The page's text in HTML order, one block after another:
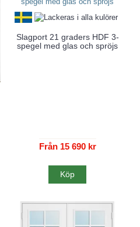
Slagport 21 graders HDF 3-
spegel med glas och spröjs
Från 15 690 kr
Köp